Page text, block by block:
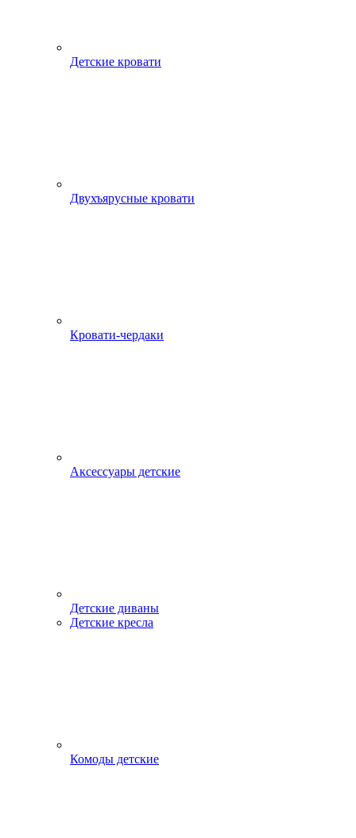
Детские кровати
Двухъярусные кровати
Кровати-чердаки
Аксессуары детские
Детские диваны
Детские кресла
Комоды детские